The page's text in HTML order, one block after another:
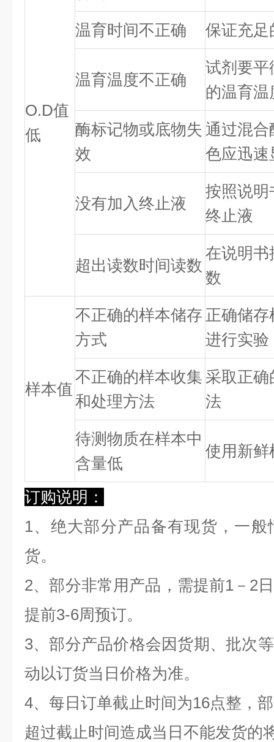
O.D值
低
温育时间不正确 保证充足
温育温度不正确
试剂要平
的温育温
酶标记物或底物失
效
通过混
色应迅速
没有加入终止液
按照说明
终止液
超出读数时间读数
在说明书
数
样本值
不正确的样本储存
方式
正确储
进行实验
不正确的样本收集
和处理方法
采取正
法
待测物质在样本中
含量低
使用新鲜
订购说明：
1、绝大部分产品备有现货，一
货。
2、部分非常用产品，需提前1－2
提前3-6周预订。
3、部分产品价格会因货期、批次
动以订货当日价格为准。
4、每日订单截止时间为16点整，
超过截止时间造成当日不能发货的